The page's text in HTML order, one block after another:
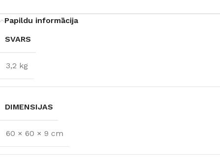
Papildu informācija
SVARS
3,2 kg
DIMENSIJAS
60 × 60 × 9 cm